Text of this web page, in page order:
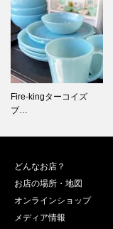
秋のヨーロッパヴィン
テージ古着…
どんなお店？
お店の場所・地図
オンラインショップ
メディア情報